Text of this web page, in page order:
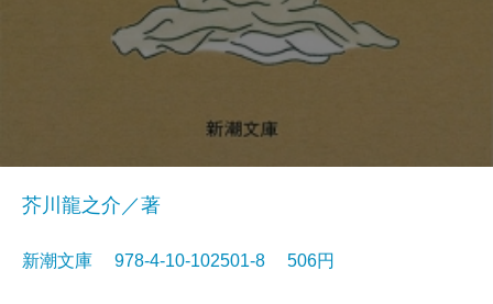
芥川龍之介／著
新潮文庫 978-4-10-102501-8 506円